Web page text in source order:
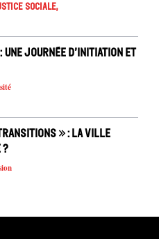
sociale,
une journée d’initiation et
transitions » : la ville